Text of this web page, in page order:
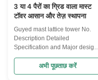
3 या 4 पैरों का ग्रिड वाला मास्ट
टॉवर आसान और तेज़ स्थापना
Guyed mast lattice tower No.
Description Detailed
Specification and Major design
Parameters 1 Design Code
ANSI/TIA222G,H or European
Standard and others 2 Design
अभी पूछताछ करें